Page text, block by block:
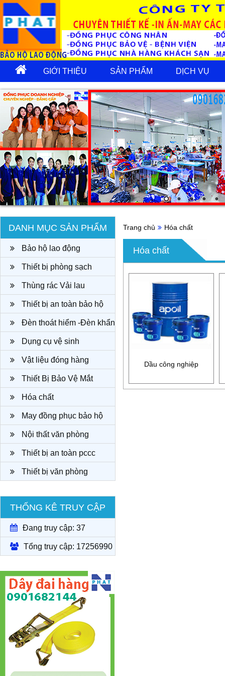
GIỚI THIỆU SẢN PHẨM DỊCH VỤ
DANH MỤC SẢN PHẨM
Bảo hộ lao động
Thiết bị phòng sạch
Thùng rác Vải lau
Thiết bị an toàn bảo hộ
Đèn thoát hiểm -Đèn khẩn
cấpDụng cụ vệ sinh
Vật liệu đóng hàng
Thiết Bị Bảo Vệ Mắt
Hóa chất
May đồng phục bảo hộ
công tyNội thất văn phòng
Thiết bị an toàn pccc
Thiết bị văn phòng
THỐNG KÊ TRUY CẬP
Đang truy cập: 37
Tổng truy cập: 17256990
Trang chủ Hóa chất
Hóa chất
Dầu công nghiệp